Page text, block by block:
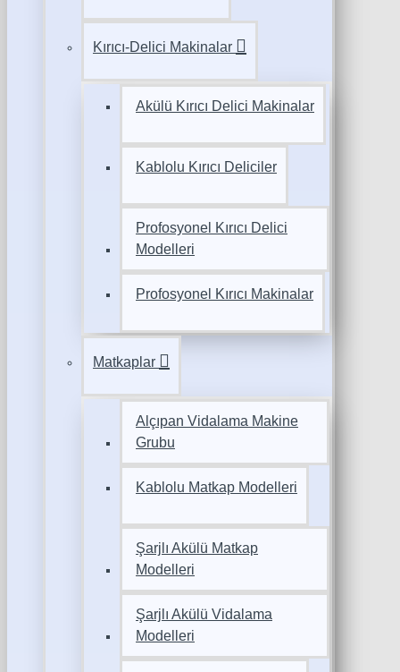
Kırıcı-Delici Makinalar
Akülü Kırıcı Delici Makinalar
Kablolu Kırıcı Deliciler
Profosyonel Kırıcı Delici
Modelleri
Profosyonel Kırıcı Makinalar
Matkaplar
Alçıpan Vidalama Makine
Grubu
Kablolu Matkap Modelleri
Şarjlı Akülü Matkap
Modelleri
Şarjlı Akülü Vidalama
Modelleri